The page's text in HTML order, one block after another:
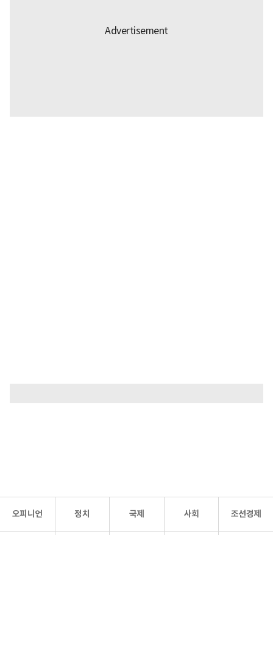
오피니언 정치 국제 사회 조선경제